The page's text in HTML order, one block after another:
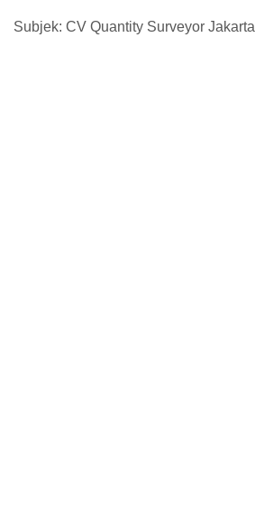
Subjek: CV Quantity Surveyor Jakarta